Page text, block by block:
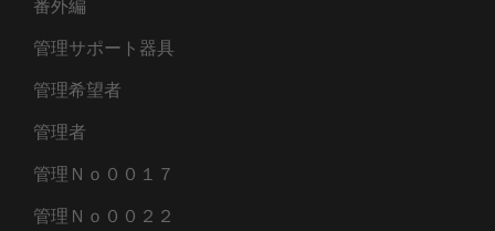
番外編
管理サポート器具
管理希望者
管理者
管理Ｎｏ００１７
管理Ｎｏ００２２